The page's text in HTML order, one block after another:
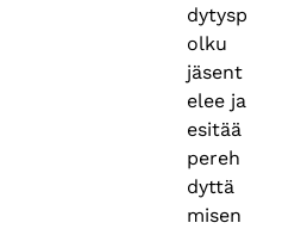
dytysp
olku
jäsent
elee ja
esitää
pereh
dyttä
misen